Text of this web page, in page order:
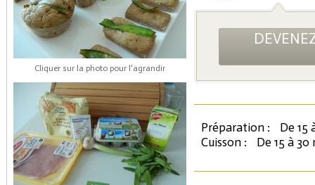
Cliquer sur la photo pour l'agrandir
Préparation :
De 15
Cuisson :
De 15 à